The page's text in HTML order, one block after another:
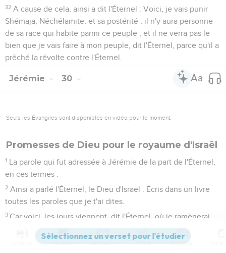
32 A cause de cela, ainsi a dit l'Éternel : Voici, je vais punir
Shémaja, Néchélamite, et sa postérité ; il n'y aura personne
de sa race qui habite parmi ce peuple ; et il ne verra pas le
bien que je vais faire à mon peuple, dit l'Éternel, parce qu'il a
prêché la révolte contre l'Éternel.
Jérémie 30
Seuls les Évangiles sont disponibles en vidéo pour le moment.
Promesses de Dieu pour le royaume d'Israël
1 La parole qui fut adressée à Jérémie de la part de l'Éternel,
en ces termes :
2 Ainsi a parlé l'Éternel, le Dieu d'Israël : Écris dans un livre
toutes les paroles que je t'ai dites.
3 Car voici, les jours viennent, dit l'Éternel, où je ramènerai
les captifs de mon peuple d'Israël et de Juda, a dit l'Éternel ;
je les ramènerai dans le pays que j'ai donné à leurs pères, et
Versions Commentaires Strong